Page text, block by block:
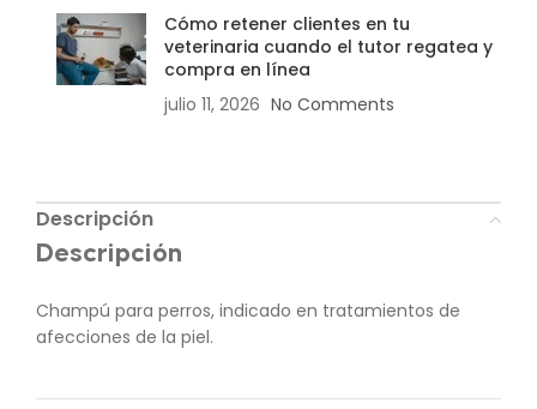
Cómo retener clientes en tu
veterinaria cuando el tutor regatea y
compra en línea
julio 11, 2026 No Comments
Descripción
Descripción
Champú para perros, indicado en tratamientos de
afecciones de la piel.